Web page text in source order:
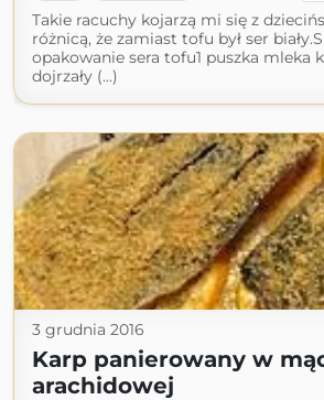
Takie racuchy kojarzą mi się z
różnicą, że zamiast tofu był ser
opakowanie sera tofu1 puszka mleka
dojrzały (...)
3 grudnia 2016
Karp panierowany w
arachidowej